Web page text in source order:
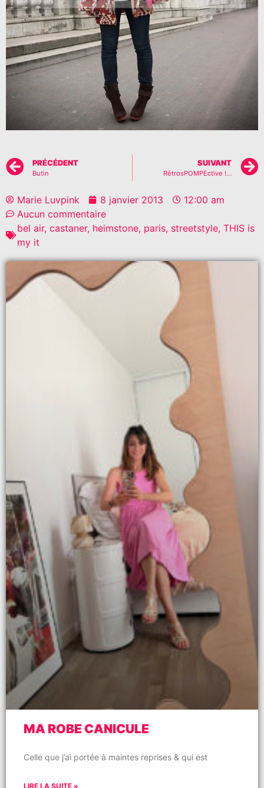
PRÉCÉDENT
Butin
SUIVANT
RétrosPOMPEctive !…
Marie Luvpink 8 janvier 2013
12:00 am
Aucun commentaire
bel air, castaner, heimstone, paris, streetstyle, THIS is
my it
MA ROBE CANICULE
Celle que j’ai portée à maintes reprises & qui est
LIRE LA SUITE »